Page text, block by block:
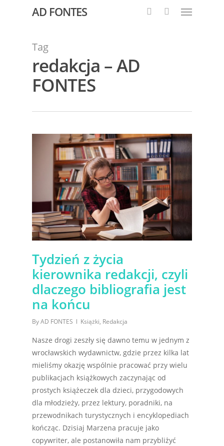
AD FONTES
Tag
redakcja – AD
FONTES
Tydzień z życia
kierownika redakcji, czyli
dlaczego bibliografia jest
na końcu
ByAD FONTES Książki, Redakcja
Nasze drogi zeszły się dawno temu w jednym z
wrocławskich wydawnictw, gdzie przez kilka lat
mieliśmy okazję wspólnie pracować przy wielu
publikacjach książkowych zaczynając od
prostych książeczek dla dzieci, przygodowych
dla młodzieży, przez lektury, poradniki, na
przewodnikach turystycznych i encyklopediach
kończąc. Dzisiaj Marzena pracuje jako
copywriter, ale postanowiła nam przybliżyć